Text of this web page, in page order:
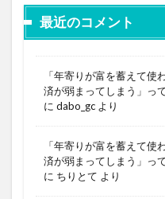
最近のコメント
「年寄りが富を蓄えて使
済が弱まってしまう」っ
に dabo_gc より
「年寄りが富を蓄えて使
済が弱まってしまう」っ
に ちりとて より